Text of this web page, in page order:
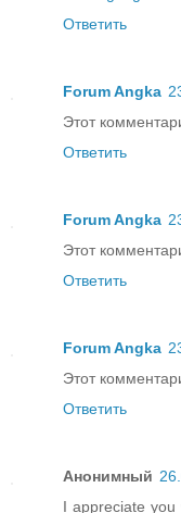
Ответить
Forum Angka
Этот
Ответить
Forum Angka
Этот
Ответить
Forum Angka
Этот
Ответить
Анонимный
I appreciate